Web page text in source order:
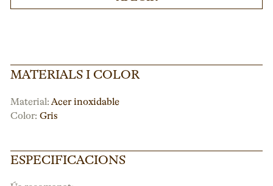
MATERIALS I COLOR
Material: Acer inoxidable
Color: Gris
ESPECIFICACIONS